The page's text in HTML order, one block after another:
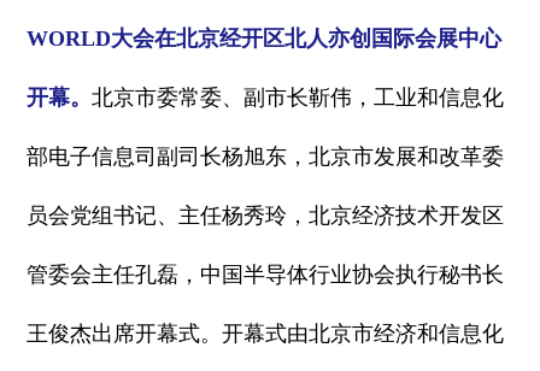
WORLD大会在北京经开区北人亦创国际会展中心
开幕。北京市委常委、副市长靳伟，工业和信息化
部电子信息司副司长杨旭东，北京市发展和改革委
员会党组书记、主任杨秀玲，北京经济技术开发区
管委会主任孔磊，中国半导体行业协会执行秘书长
王俊杰出席开幕式。开幕式由北京市经济和信息化